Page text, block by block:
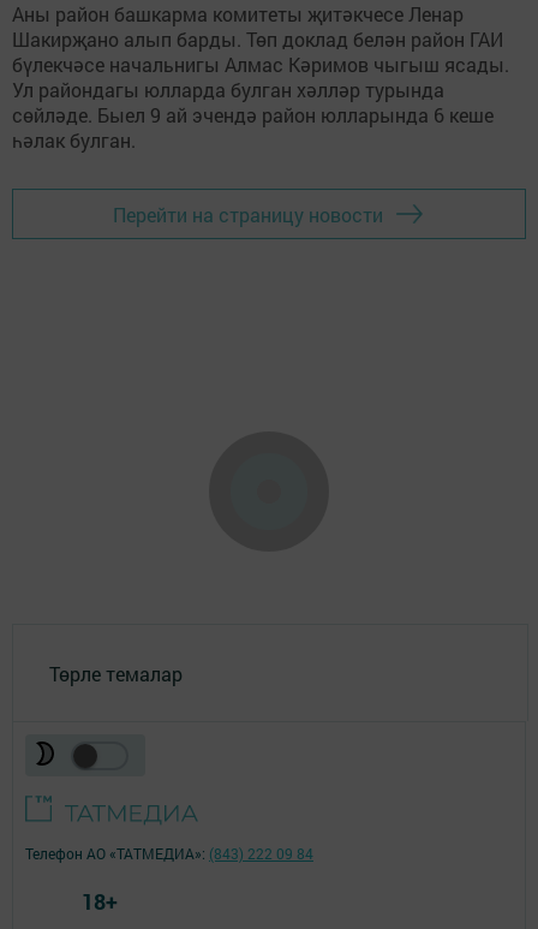
Аны район башкарма комитеты җитәкчесе Ленар
Шакирҗано алып барды. Төп доклад белән район ГАИ
бүлекчәсе начальнигы Алмас Кәримов чыгыш ясады.
Ул райондагы юлларда булган хәлләр турында
сөйләде. Быел 9 ай эчендә район юлларында 6 кеше
һәлак булган.
Перейти на страницу новости
Төрле темалар
Телефон АО «ТАТМЕДИА»: (843) 222 09 84
18+